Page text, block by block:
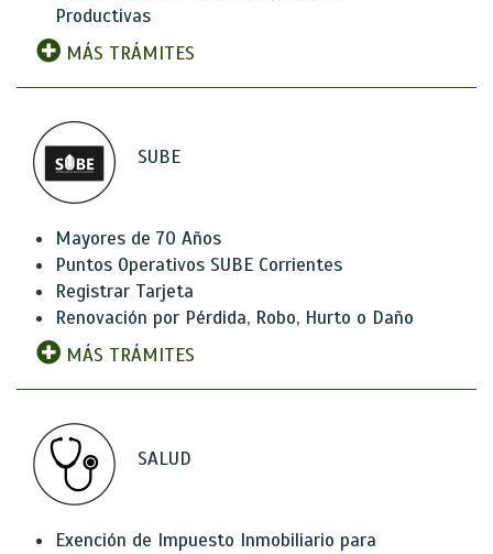
Productivas
MÁS TRÁMITES
SUBE
Mayores de 70 Años
Puntos Operativos SUBE Corrientes
Registrar Tarjeta
Renovación por Pérdida, Robo, Hurto o Daño
MÁS TRÁMITES
SALUD
Exención de Impuesto Inmobiliario para